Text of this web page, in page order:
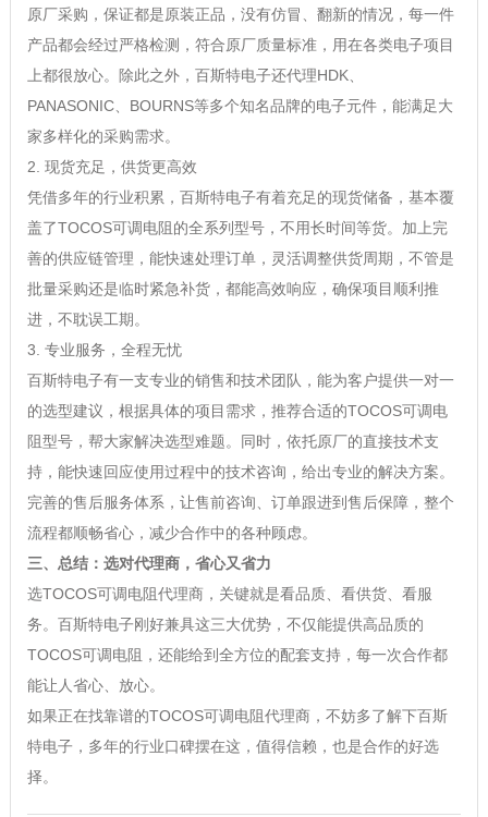
原厂采购，保证都是原装正品，没有仿冒、翻新的情况，每一件
产品都会经过严格检测，符合原厂质量标准，用在各类电子项目
上都很放心。除此之外，百斯特电子还代理HDK、
PANASONIC、BOURNS等多个知名品牌的电子元件，能满足大
家多样化的采购需求。
2. 现货充足，供货更高效
凭借多年的行业积累，百斯特电子有着充足的现货储备，基本覆
盖了TOCOS可调电阻的全系列型号，不用长时间等货。加上完
善的供应链管理，能快速处理订单，灵活调整供货周期，不管是
批量采购还是临时紧急补货，都能高效响应，确保项目顺利推
进，不耽误工期。
3. 专业服务，全程无忧
百斯特电子有一支专业的销售和技术团队，能为客户提供一对一
的选型建议，根据具体的项目需求，推荐合适的TOCOS可调电
阻型号，帮大家解决选型难题。同时，依托原厂的直接技术支
持，能快速回应使用过程中的技术咨询，给出专业的解决方案。
完善的售后服务体系，让售前咨询、订单跟进到售后保障，整个
流程都顺畅省心，减少合作中的各种顾虑。
三、总结：选对代理商，省心又省力
选TOCOS可调电阻代理商，关键就是看品质、看供货、看服
务。百斯特电子刚好兼具这三大优势，不仅能提供高品质的
TOCOS可调电阻，还能给到全方位的配套支持，每一次合作都
能让人省心、放心。
如果正在找靠谱的TOCOS可调电阻代理商，不妨多了解下百斯
特电子，多年的行业口碑摆在这，值得信赖，也是合作的好选
择。